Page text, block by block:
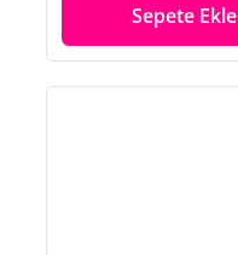
Sepete Ekle